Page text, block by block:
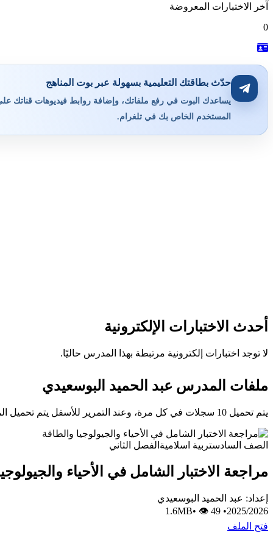
آخر الاختبارات المعروضة
0
حدّث بطاقتك التعليمية بسهولة عبر بوت المناهج
يساعدك البوت في رفع ملفاتك، وإضافة روابط فيديوهات قناتك
المستخدم الخاص بك في تلغرام.
أحدث الاختبارات الإلكترونية
لا توجد اختبارات إلكترونية مرتبطة بهذا المدرس حاليًا.
ملفات المدرس عبد الحميد البوسعيدي
يتم تحميل 10 سجلات في كل مرة، وعند التمرير للأسفل يتم تحميل المزيد تلقائيًا.
الصف السادستربية اسلامية الفصل الثاني
مراجعة الاختبار الشامل في الأحياء
إعداد: عبد الحميد البوسعيدي
2025/2026
•
• 👁 49
فتح الملف